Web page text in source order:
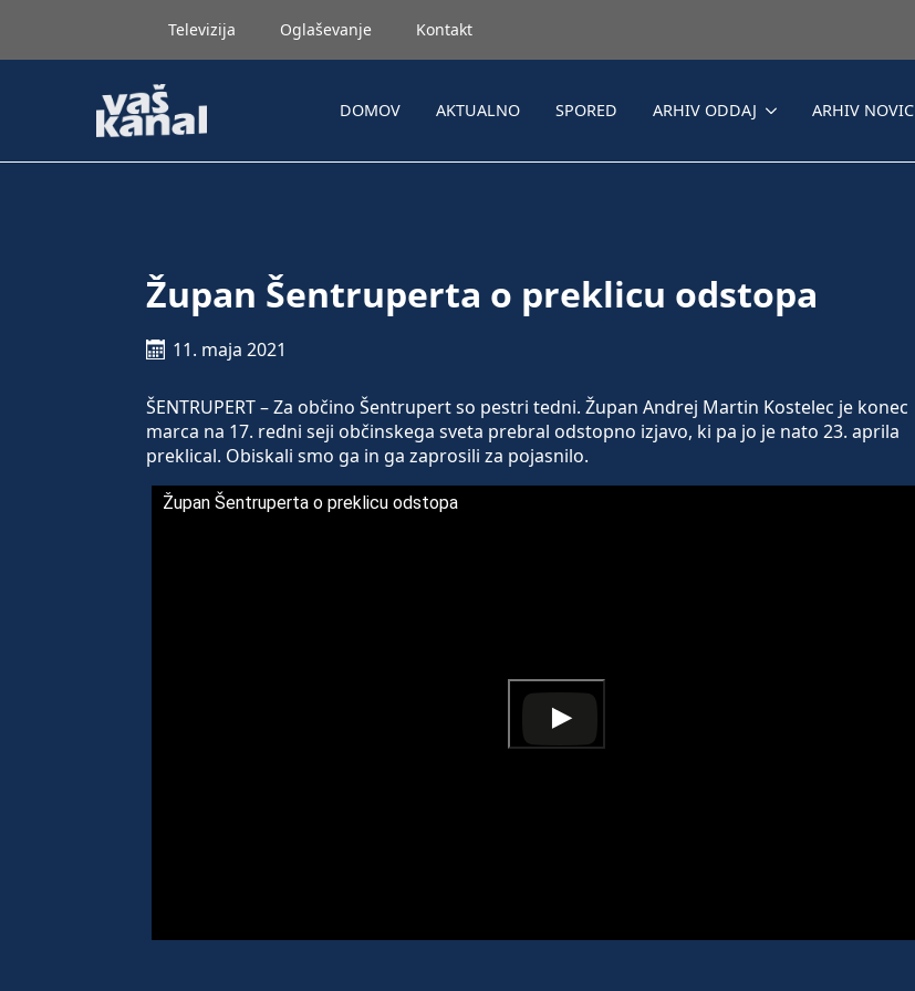
Televizija Oglaševanje Kontakt
DOMOV AKTUALNO SPORED ARHIV ODDAJ ARHIV NOVIC
Župan Šentruperta o preklicu odstopa
11. maja 2021
ŠENTRUPERT – Za občino Šentrupert so pestri tedni. Župan Andrej Martin Kostelec je konec
marca na 17. redni seji občinskega sveta prebral odstopno izjavo, ki pa jo je nato 23. aprila
preklical. Obiskali smo ga in ga zaprosili za pojasnilo.
Župan Šentruperta o preklicu odstopa